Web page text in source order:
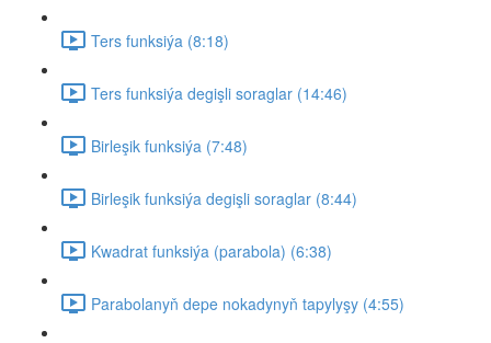
Ters funksiýa (8:18)
Ters funksiýa degişli soraglar (14:46)
Birleşik funksiýa (7:48)
Birleşik funksiýa degişli soraglar (8:44)
Kwadrat funksiýa (parabola) (6:38)
Parabolanyň depe nokadynyň tapylyşy (4:55)